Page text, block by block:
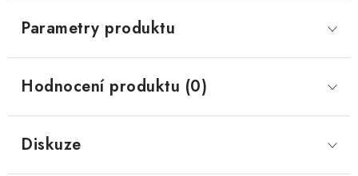
Parametry produktu
Hodnocení produktu (0)
Diskuze